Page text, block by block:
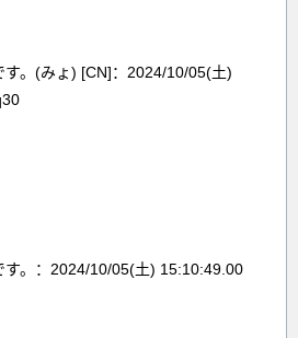
。(みょ) [CN]：2024/10/05(土)
す。：2024/10/05(土) 15:10:49.00